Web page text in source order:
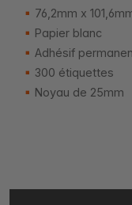
76,2mm x
Papier blanc
Adhésif
300 étiquettes
Noyau de 25mm